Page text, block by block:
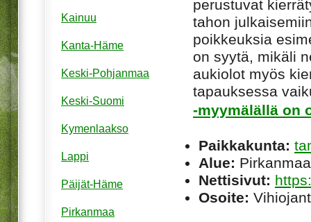
perustuvat
tahon
poikkeuksia
on syytä, mikäli
aukiolot myös
tapauksessa
-myymälällä on
Paikkakunta:
Alue: Pirkanmaa
Nettisivut:
Osoite:
Kainuu
Kanta-Häme
Keski-Pohjanmaa
Keski-Suomi
Kymenlaakso
Lappi
Päijät-Häme
Pirkanmaa